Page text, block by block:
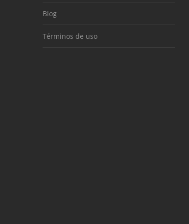
Blog
Términos de uso